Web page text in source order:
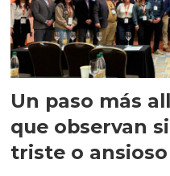
Un paso más
que observan
triste o ansioso